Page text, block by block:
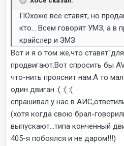
ПОхоже все ставят, но
кто... Всем говорят УМЗ, а в
крайслер и ЗМЗ
Вот и я о том же,что
продвигают.Вот спросить бы
что-нить прояснит нам.А то
один двиган :( :( :(
спрашивал у нас в
(хотя когда свою брал-
выпускают...типа конченный
405-я побоялся и не даром!!!)